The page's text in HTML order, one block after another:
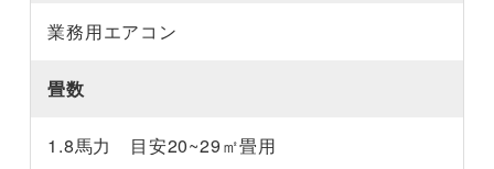
業務用エアコン
畳数
1.8馬力 目安20~29㎡畳用